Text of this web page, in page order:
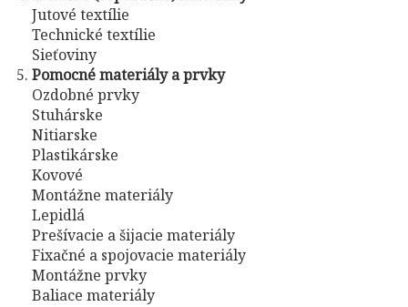
Jutové textílie
Technické textílie
Sieťoviny
Pomocné materiály a prvky
Ozdobné prvky
Stuhárske
Nitiarske
Plastikárske
Kovové
Montážne materiály
Lepidlá
Prešívacie a šijacie materiály
Fixačné a spojovacie materiály
Montážne prvky
Baliace materiály